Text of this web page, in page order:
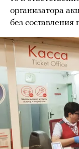
организатора
без составления